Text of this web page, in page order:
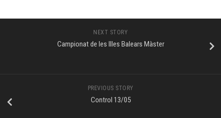
NEXT STORY
Campionat de les Illes Balears Màster
PREVIOUS STORY
Control 13/05